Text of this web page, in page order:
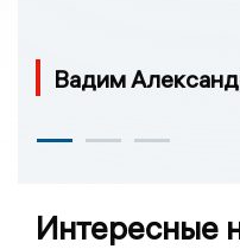
Вадим
Интересные